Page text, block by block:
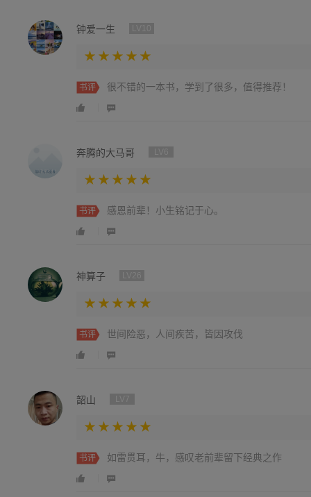
钟爱一生
书评 很不错的一本书，学到了很多，值得推荐！
奔腾的大马哥
书评 感恩前辈！小生铭记于心。
神算子
书评 世间险恶，人间疾苦，皆因攻伐
韶山
书评 如雷贯耳，牛，感叹老前辈留下经典之作